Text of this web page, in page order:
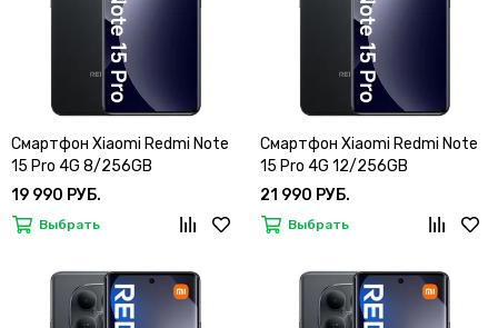
Смартфон Xiaomi Redmi Note
15 Pro 4G 8/256GB
19 990 РУБ.
Выбрать
Смартфон Xiaomi Redmi Note
15 Pro 4G 12/256GB
21 990 РУБ.
Выбрать